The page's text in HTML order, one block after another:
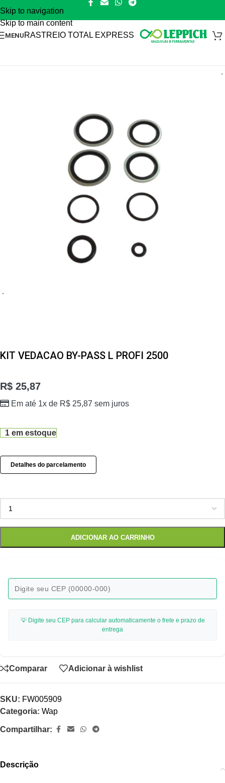
Skip to navigation
Skip to main content
MENU RASTREIO TOTAL EXPRESS
KIT VEDACAO BY-PASS L PROFI 2500
R$ 25,87
Em até 1x de R$ 25,87 sem juros
1 em estoque
Detalhes do parcelamento
ADICIONAR AO CARRINHO
💡 Digite seu CEP para calcular automaticamente o frete e prazo de
entrega
Comparar Adicionar à wishlist
SKU: FW005909
Categoria: Wap
Compartilhar:
Descrição